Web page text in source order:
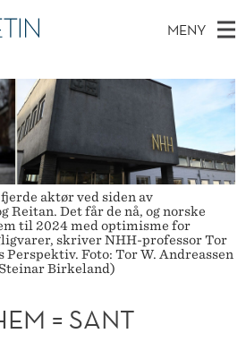
MENY
aktør ved siden av
Reitan. Det får de nå, og norske
til 2024 med optimisme for
skriver NHH-professor Tor
Perspektiv. Foto: Tor W. Andreassen
Birkeland)
= SANT